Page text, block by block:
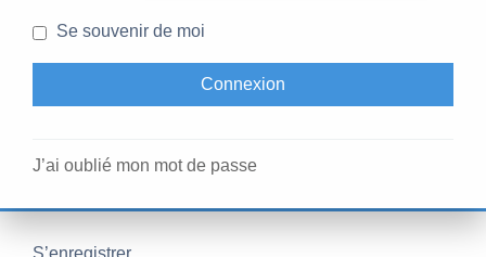
Se souvenir de moi
J’ai oublié mon mot de passe